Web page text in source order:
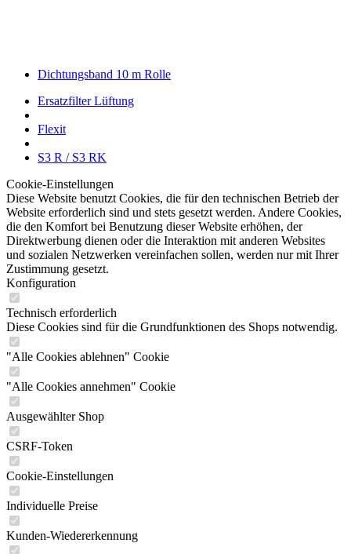
Dichtungsband 10 m Rolle
Ersatzfilter Lüftung
Flexit
S3 R / S3 RK
Cookie-Einstellungen
Diese Website benutzt Cookies, die für den technischen Betrieb der
Website erforderlich sind und stets gesetzt werden. Andere Cookies,
die den Komfort bei Benutzung dieser Website erhöhen, der
Direktwerbung dienen oder die Interaktion mit anderen Websites
und sozialen Netzwerken vereinfachen sollen, werden nur mit Ihrer
Zustimmung gesetzt.
Konfiguration
Technisch erforderlich
Diese Cookies sind für die Grundfunktionen des Shops notwendig.
"Alle Cookies ablehnen" Cookie
"Alle Cookies annehmen" Cookie
Ausgewählter Shop
CSRF-Token
Cookie-Einstellungen
Individuelle Preise
Kunden-Wiedererkennung